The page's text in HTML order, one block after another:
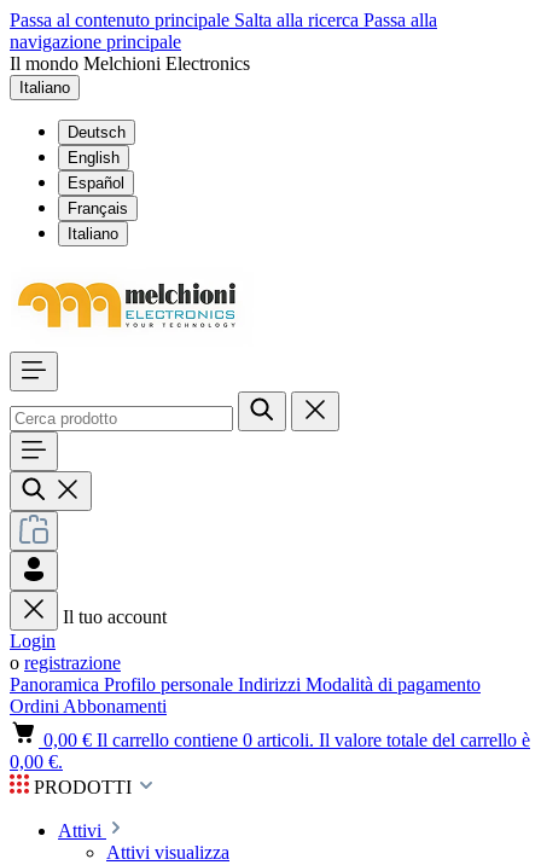
Passa al contenuto principale Salta alla ricerca Passa alla
navigazione principale
Il mondo Melchioni Electronics
Italiano
Deutsch
English
Español
Français
Italiano
Il tuo account
Login
o registrazione
Panoramica Profilo personale Indirizzi Modalità di pagamento
Ordini Abbonamenti
0,00 € Il carrello contiene 0 articoli. Il valore totale del carrello è
0,00 €.
PRODOTTI
Attivi
Attivi visualizza